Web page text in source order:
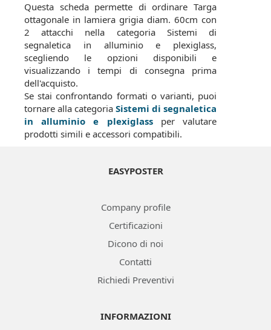
Questa scheda permette di ordinare Targa
ottagonale in lamiera grigia diam. 60cm con
2 attacchi nella categoria Sistemi di
segnaletica in alluminio e plexiglass,
scegliendo le opzioni disponibili e
visualizzando i tempi di consegna prima
dell'acquisto.
Se stai confrontando formati o varianti, puoi
tornare alla categoria Sistemi di segnaletica
in alluminio e plexiglassper valutare
prodotti simili e accessori compatibili.
EASYPOSTER
Company profile
Certificazioni
Dicono di noi
Contatti
Richiedi Preventivi
INFORMAZIONI